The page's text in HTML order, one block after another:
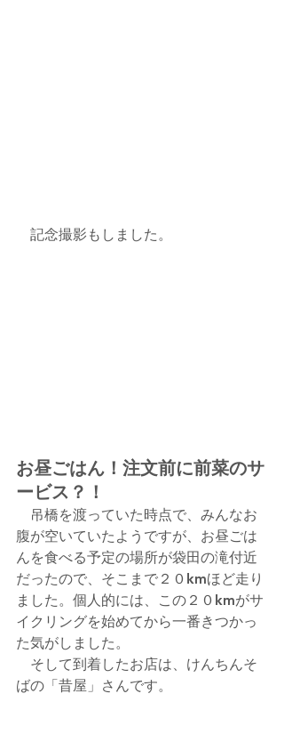
記念撮影もしました。
お昼ごはん！注文前に前菜のサ
ービス？！
吊橋を渡っていた時点で、みんなお
腹が空いていたようですが、お昼ごは
んを食べる予定の場所が袋田の滝付近
だったので、そこまで２０kmほど走り
ました。個人的には、この２０kmがサ
イクリングを始めてから一番きつかっ
た気がしました。
そして到着したお店は、けんちんそ
ばの「昔屋」さんです。